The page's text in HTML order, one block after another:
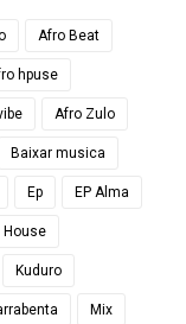
Afro Beat
hpuse
Afro Zulo
Baixar musica
Ep EP Alma
House
Kuduro
Mix